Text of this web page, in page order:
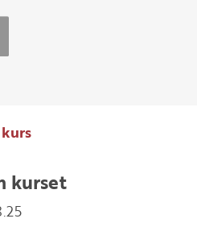
kurset